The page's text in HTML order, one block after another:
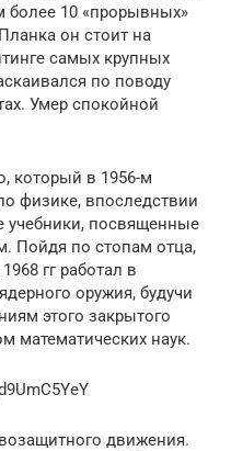
более 10 «прорывных»
он стоит на
самых крупных
по поводу
Умер спокойной
который в 1956-м
физике, впоследствии
учебники, посвященные
Пойдя по стопам отца,
гг работал в
оружия, будучи
этого закрытого
математических наук.
движения.